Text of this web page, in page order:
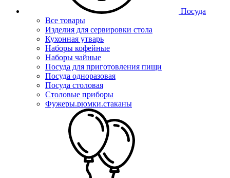
Посуда
Все товары
Изделия для сервировки стола
Кухонная утварь
Наборы кофейные
Наборы чайные
Посуда для приготовления пищи
Посуда одноразовая
Посуда столовая
Столовые приборы
Фужеры.рюмки.стаканы